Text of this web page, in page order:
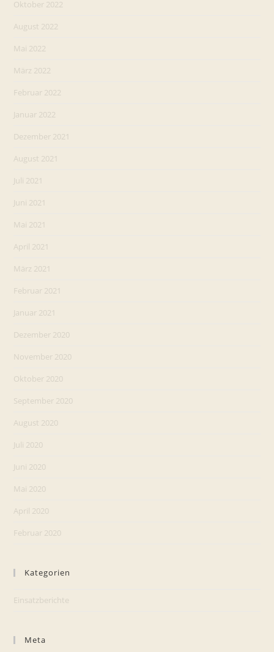
Oktober 2022
August 2022
Mai 2022
März 2022
Februar 2022
Januar 2022
Dezember 2021
August 2021
Juli 2021
Juni 2021
Mai 2021
April 2021
März 2021
Februar 2021
Januar 2021
Dezember 2020
November 2020
Oktober 2020
September 2020
August 2020
Juli 2020
Juni 2020
Mai 2020
April 2020
Februar 2020
Kategorien
Einsatzberichte
Meta